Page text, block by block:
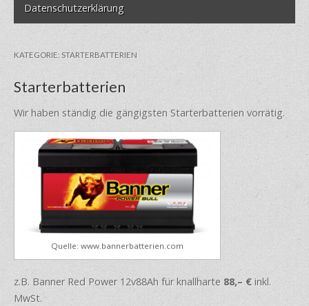
Datenschutzerklärung
KATEGORIE: STARTERBATTERIEN
Starterbatterien
Wir haben ständig die gängigsten Starterbatterien vorrätig.
Quelle: www.bannerbatterien.com
z.B. Banner Red Power 12v88Ah für knallharte 88,– € inkl.
MwSt.